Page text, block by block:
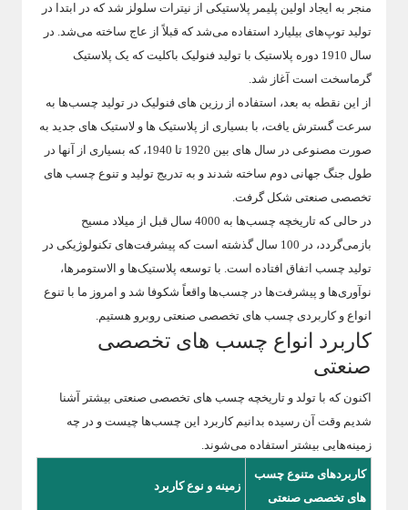
منجر به ایجاد اولین پلیمر پلاستیکی از نیترات سلولز شد که در ابتدا در
تولید توپ‌های بیلیارد استفاده می‌شد که قبلاً از عاج ساخته می‌شد. در
سال 1910 دوره پلاستیک با تولید فنولیک باکلیت که یک پلاستیک
گرماسخت است آغاز شد.
از این نقطه به بعد، استفاده از رزین های فنولیک در تولید چسب‌ها به
سرعت گسترش یافت، با بسیاری از پلاستیک ها و لاستیک های جدید به
صورت مصنوعی در سال های بین 1920 تا 1940، که بسیاری از آنها در
طول جنگ جهانی دوم ساخته شدند و به تدریج تولید و تنوع چسب های
تخصصی صنعتی شکل گرفت.
در حالی که تاریخچه چسب‌ها به 4000 سال قبل از میلاد مسیح
بازمی‌گردد، در 100 سال گذشته است که پیشرفت‌های تکنولوژیکی در
تولید چسب اتفاق افتاده است. با توسعه پلاستیک‌ها و الاستومرها،
نوآوری‌ها و پیشرفت‌ها در چسب‌ها واقعاً شکوفا شد و امروز ما با تنوع
انواع و کاربردی چسب های تخصصی صنعتی روبرو هستیم.
کاربرد انواع چسب های تخصصی
صنعتی
اکنون که با تولد و تاریخچه چسب های تخصصی صنعتی بیشتر آشنا
شدیم وقت آن رسیده بدانیم کاربرد این چسب‌ها چیست و در چه
زمینه‌هایی بیشتر استفاده می‌شوند.
کاربردهای متنوع چسب
های تخصصی صنعتی
زمینه و نوع کاربرد